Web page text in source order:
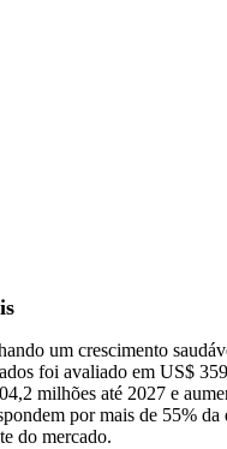
um crescimento
foi avaliado em US$
milhões até 2027 e
por mais de 55%
do mercado.